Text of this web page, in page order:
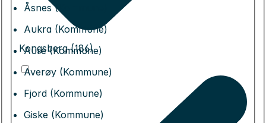
Åsnes (Kommune)
Aukra (Kommune)
Aure (Kommune)
Averøy (Kommune)
Fjord (Kommune)
Giske (Kommune)
Kongsberg (186)